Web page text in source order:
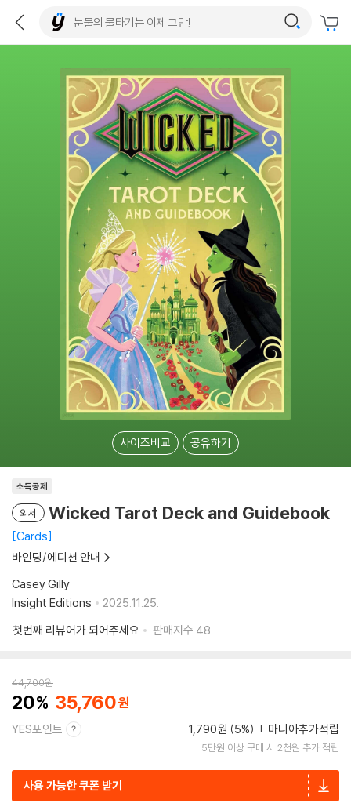
사이즈비교 공유하기
소득공제
외서 Wicked Tarot Deck and Guidebook
Cards
바인딩/에디션 안내
Casey Gilly
Insight Editions
2025.11.25.
첫번째 리뷰어가 되어주세요
판매지수 48
44,700원
20 35,760
YES포인트 1,790원 (5%) 마니아추가적립
5만원 이상 구매 시 2천원 추가 적립
사용 가능한 쿠폰 받기